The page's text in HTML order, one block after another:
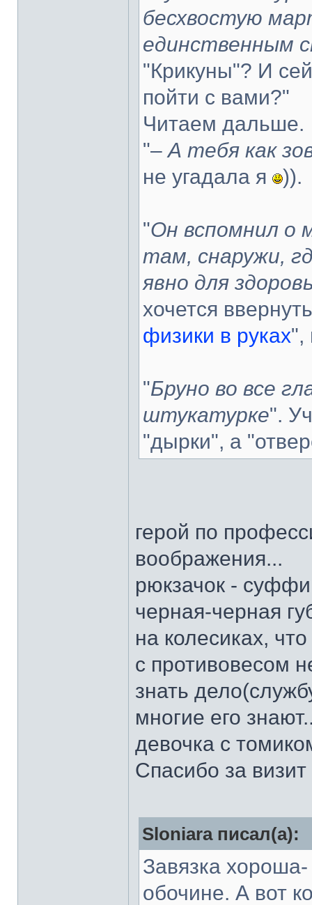
бесхвостую
единственным
"Крикуны"? И
пойти с вами?"
Читаем дальше.
"–А тебя как
не угадала я
)).
"Он вспомнил о
там, снаружи,
явно для
хочется
физики в руках",
"Бруно во все
штукатурке".
"дырки", а
герой по
воображения...
рюкзачок -
черная-черная
на колесиках,
с противовесом
знать
многие его
девочка с
Спасибо за
Sloniara писал(а):
Завязка
обочине. А вот